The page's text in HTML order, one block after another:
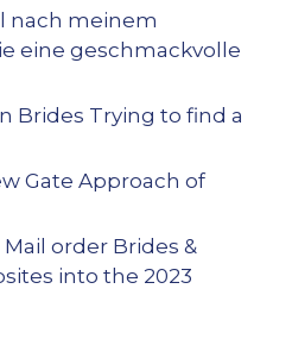
nach meinem
eine geschmackvolle
Brides Trying to find a
Gate Approach of
order Brides &
into the 2023